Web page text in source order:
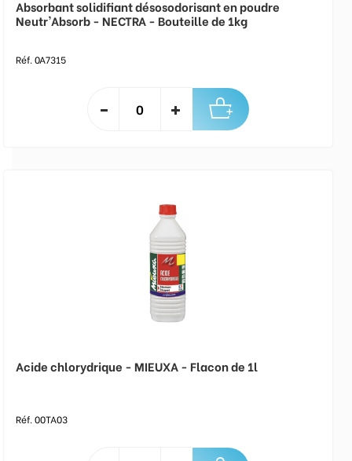
Absorbant solidifiant désosodorisant en poudre
Neutr'Absorb - NECTRA - Bouteille de 1kg
Réf. 0A7315
Acide chlorydrique - MIEUXA - Flacon de 1l
Réf. 00TA03